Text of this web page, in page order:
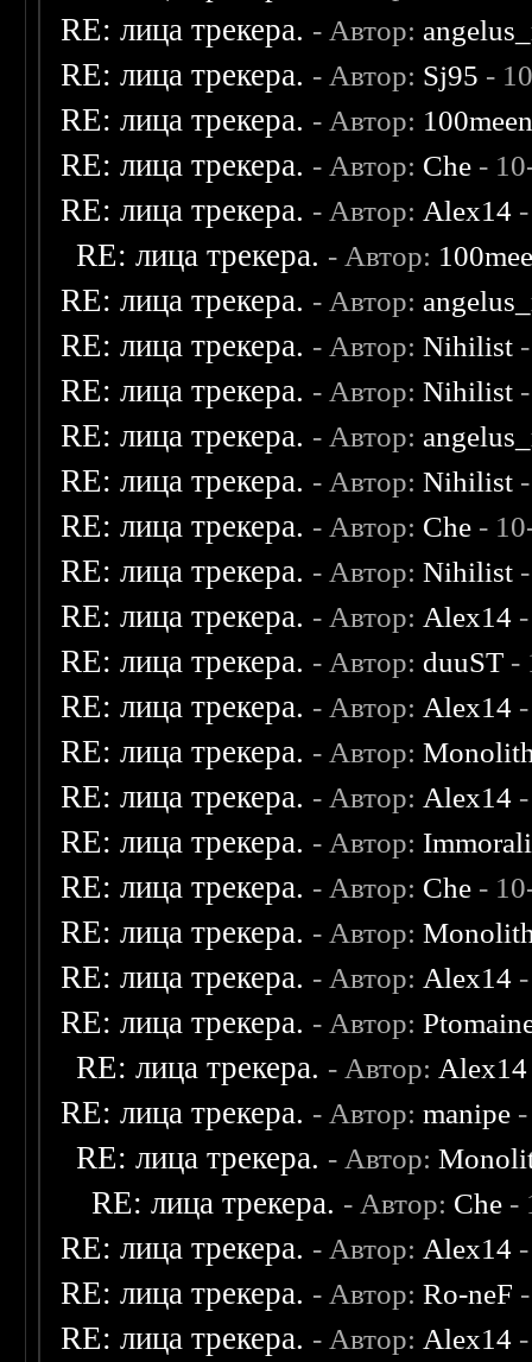
RE: лица трекера. - Автор:
RE: лица трекера. - Автор: Sj95 -
RE: лица трекера. - Автор:
RE: лица трекера. - Автор: Che -
RE: лица трекера. - Автор: Alex14
RE: лица трекера. - Автор:
RE: лица трекера. - Автор:
RE: лица трекера. - Автор:Nihilist
RE: лица трекера. - Автор:Nihilist
RE: лица трекера. - Автор:
RE: лица трекера. - Автор:Nihilist
RE: лица трекера. - Автор: Che -
RE: лица трекера. - Автор:Nihilist
RE: лица трекера. - Автор: Alex14
RE: лица трекера. - Автор: duuST -
RE: лица трекера. - Автор: Alex14
RE: лица трекера. - Автор:
RE: лица трекера. - Автор: Alex14
RE: лица трекера. - Автор:
RE: лица трекера. - Автор: Che -
RE: лица трекера. - Автор:
RE: лица трекера. - Автор: Alex14
RE: лица трекера. - Автор:
RE: лица трекера. - Автор: Alex14
RE: лица трекера. - Автор:manipe
RE: лица трекера. - Автор:
RE: лица трекера. - Автор: Che -
RE: лица трекера. - Автор: Alex14
RE: лица трекера. - Автор:Ro-neF
RE: лица трекера. - Автор: Alex14